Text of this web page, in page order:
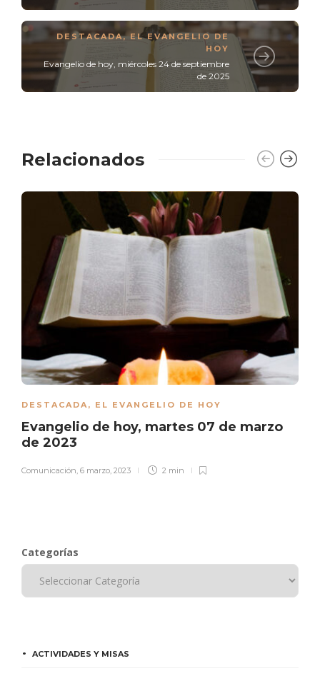
DESTACADA,EL EVANGELIO DE
HOY
Evangelio de hoy, miércoles 24 de septiembre
de 2025
Relacionados
DESTACADA, EL EVANGELIO DE HOY
Evangelio de hoy, martes 07 de marzo
de 2023
Comunicación, 6 marzo, 2023 2 min
Categorías
ACTIVIDADES Y MISAS